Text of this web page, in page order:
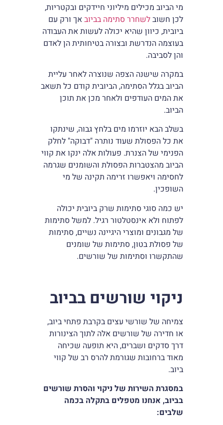
מי הביוב מכילים מיליוני חיידקים ובקטריות,
לכן חשובלשחרר סתימה בביובאך ורק עם
ביובית, כיוון שהיא יכולה לעשות את העבודה
בעוצמה הנדרשת ובצורה בטיחותית הן לאדם
והן לסביבה.
במקרה שישנה הצפה שנוצרה לאחר עליית
הביוב בגלל הסתימה, הביובית קודם כל תשאב
את המים העודפים ולאחר מכן את תוכן
הביוב.
בשלב הבא יוזרמו מים בלחץ גבוה, שינתקו
את כל הפסולת שעוד נותרה "דבוקה" לחלק
הפנימי של הצנרת. פעולות אלה ינקו את קווי
הביוב מהצטברות הפסולת והשומנים שגרמה
לחסימה ויאפשרו זרימה תקינה של מי
השופכין.
יש כמה סוגי סתימות שרק ביובית יכולה
לפתוח ולא אינסטלטור רגיל. למשל סתימות
של מגבונים ומוצרי היגיינה נשיים, סתימות
של פסולת בטון, סתימות של שומנים
שהתקשרו וסתימות של שורשים.
ניקוי שורשים בביוב
צמיחה של שורשי עצים בקרבת פתחי ביוב,
או חדירה של שורשים אלה לתוך הצינורות
דרך סדקים ושברים, היא תופעה שכיחה
מאוד ברחובות שגורמת להרס רב של קווי
ביוב.
במסגרת השירות של ניקוי והסרת שורשים
בביוב, אנחנו מטפלים בתקלה בכמה
שלבים: